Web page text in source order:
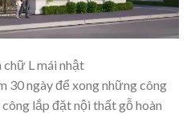
L mái nhật
30 ngày để xong những công
lắp đặt nội thất gỗ hoàn